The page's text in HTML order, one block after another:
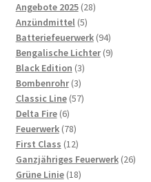
Angebote 2025 28
Anzündmittel 5
Batteriefeuerwerk 94
Bengalische Lichter 9
Black Edition 3
Bombenrohr 3
Classic Line 57
Delta Fire 6
Feuerwerk 78
First Class 12
Ganzjähriges Feuerwerk 26
Grüne Linie 18